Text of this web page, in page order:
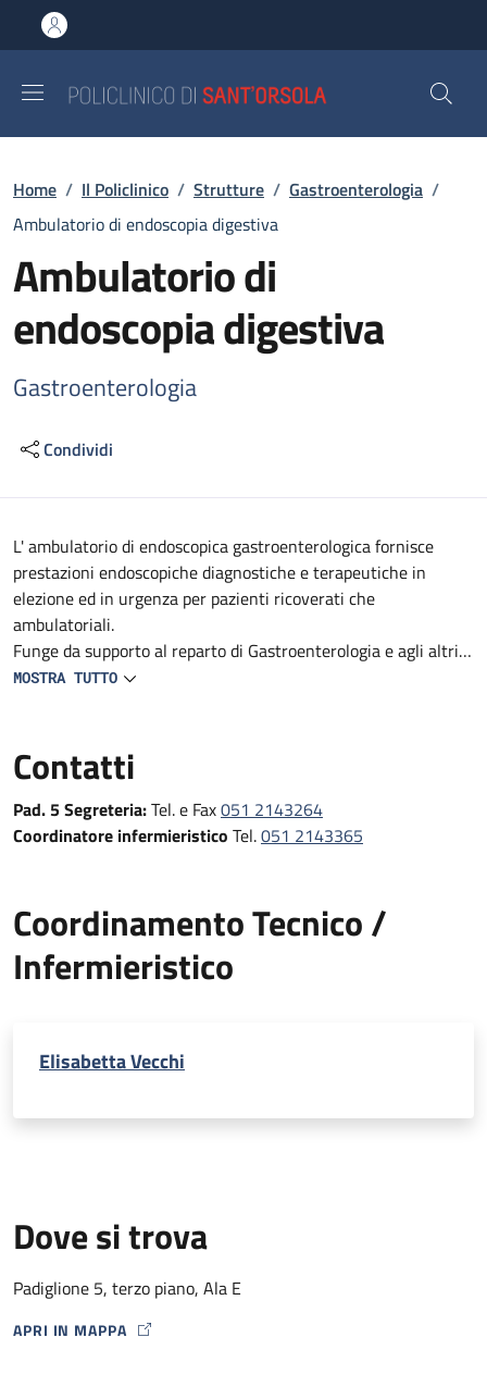
al contenuto principale
to footer content
Briciole di pane
Home / Il Policlinico / Strutture / Gastroenterologia /
Ambulatorio di endoscopia digestiva
Ambulatorio di
endoscopia digestiva
Gastroenterologia
Condividi
Descrizione
L' ambulatorio di endoscopica gastroenterologica fornisce
prestazioni endoscopiche diagnostiche e terapeutiche in
elezione ed in urgenza per pazienti ricoverati che
ambulatoriali.
Funge da supporto al reparto di Gastroenterologia e agli altri
reparti e DS del Policlinico (Medicine, Geriatrie, Oncologie,
Fornisce prestazioni endoscopiche diagnostiche e terapeutiche
in urgenza, in elezione e follow-up
MOSTRA TUTTO
Contatti
Pad. 5 Segreteria:Tel. e Fax051 2143264
Coordinatore infermieristico Tel.051 2143365
Coordinamento Tecnico /
Infermieristico
Elisabetta Vecchi
Dove si trova
Padiglione 5, terzo piano, Ala E
APRI IN MAPPA
MAP ICON